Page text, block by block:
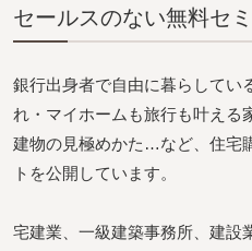
セールスのない無料セ
銀行出身者で自由に暮らしてい
れ・マイホームも旅行も叶える
建物の見極めかた…など、住宅
トを公開しています。
宅建業、一級建築事務所、建設